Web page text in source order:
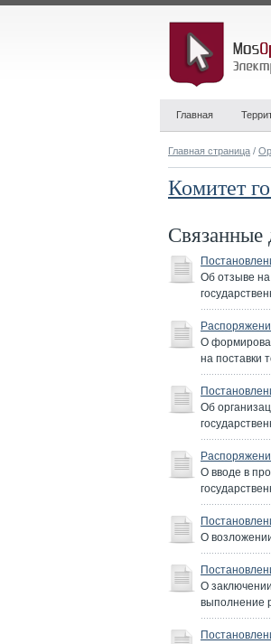
Главная
Главная страница /
Комитет
Об отзыве
О
на поставки
Об
О вводе в
О
О
выполнение